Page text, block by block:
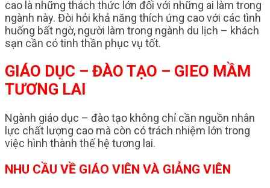
cao là những thách thức lớn đối với những ai làm trong
ngành này. Đòi hỏi khả năng thích ứng cao với các tình
huống bất ngờ, người làm trong ngành du lịch – khách
sạn cần có tinh thần phục vụ tốt.
GIÁO DỤC – ĐÀO TẠO – GIEO MẦM
TƯƠNG LAI
Ngành giáo dục – đào tạo không chỉ cần nguồn nhân
lực chất lượng cao mà còn có trách nhiệm lớn trong
việc hình thành thế hệ tương lai.
NHU CẦU VỀ GIÁO VIÊN VÀ GIẢNG VIÊN